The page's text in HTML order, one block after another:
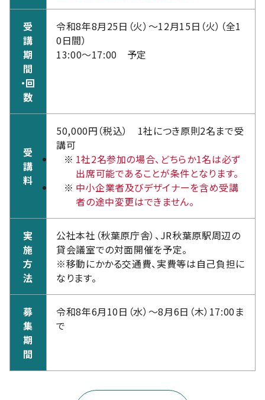
受
講
期
間
・回
数
令和8年8月25日（火）～12月15日（火）（全1
0日間）
13:00～17:00 予定
受
講
料
50,000円（税込） 1社につき原則2名まで受
講可
※ 1社2名参加の場合、どちらか1名は必ず
出席可能であることが条件となります。
※ 中小企業者及びデザイナーを含め受講
者の途中変更はできません。
実
施
方
法
公社本社（秋葉原庁舎）、JR秋葉原駅周辺の
貸会議室での対面開催を予定。
※移動にかかる交通費、実費等は自己負担に
なります。
募
集
期
間
令和8年6月10日（水）～8月6日（木）17:00ま
で